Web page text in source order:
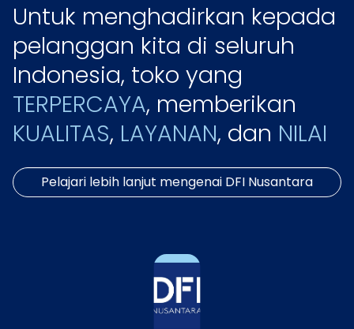
Untuk menghadirkan kepada
pelanggan kita di seluruh
Indonesia, toko yang
TERPERCAYA, memberikan
KUALITAS, LAYANAN, dan NILAI
Pelajari lebih lanjut mengenai DFI Nusantara